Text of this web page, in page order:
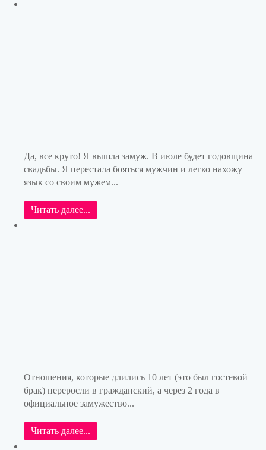
Да, все круто! Я вышла замуж. В июле будет годовщина
свадьбы. Я перестала бояться мужчин и легко нахожу
язык со своим мужем...
Читать далее...
Отношения, которые длились 10 лет (это был гостевой
брак) переросли в гражданский, а через 2 года в
официальное замужество...
Читать далее...